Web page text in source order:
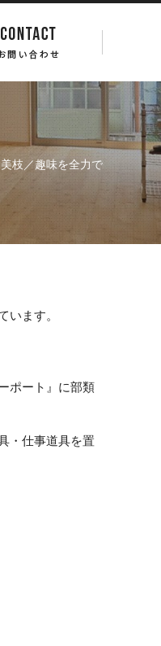
枝 ／趣味を全力で
います。
ポート』に部類
・仕事道具を置